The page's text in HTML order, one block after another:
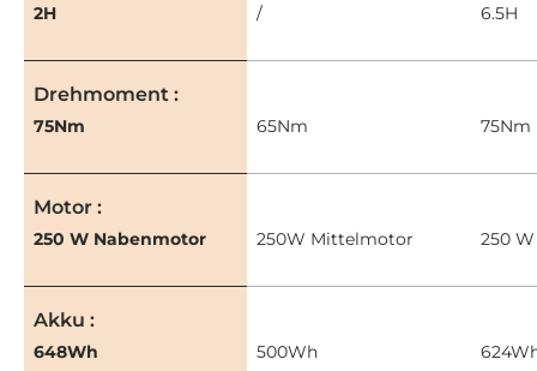
2H / 6.5H
Drehmoment
75Nm 65Nm 75Nm
Motor
250 W Nabenmotor 250W Mittelmotor 250
Akku
648Wh 500Wh